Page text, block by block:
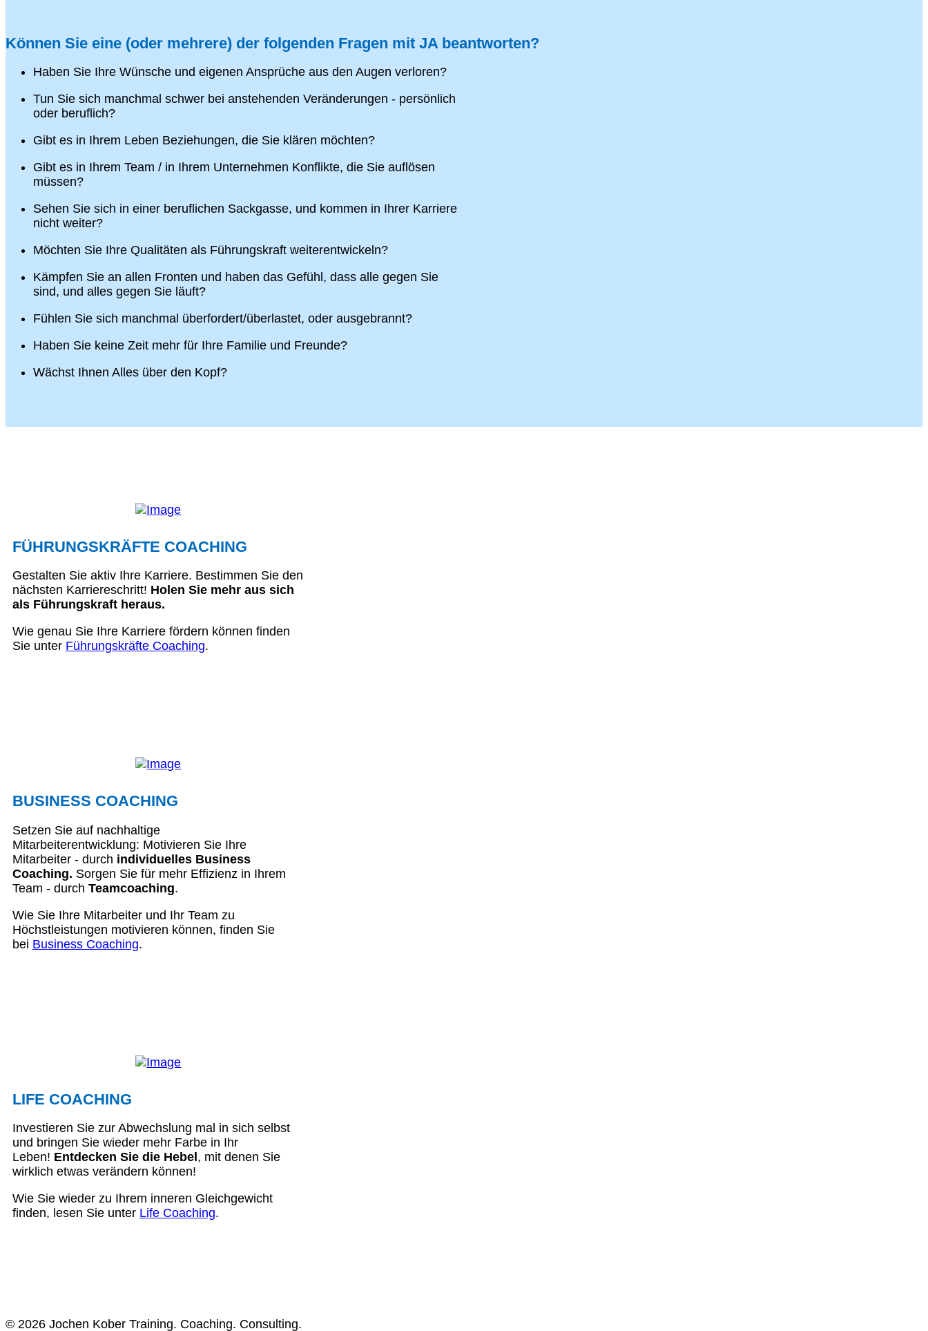
Können Sie eine (oder mehrere) der folgenden Fragen mit JA beantworten?
Haben Sie Ihre Wünsche und eigenen Ansprüche aus den Augen verloren?
Tun Sie sich manchmal schwer bei anstehenden Veränderungen - persönlich
oder beruflich?
Gibt es in Ihrem Leben Beziehungen, die Sie klären möchten?
Gibt es in Ihrem Team / in Ihrem Unternehmen Konflikte, die Sie auflösen
müssen?
Sehen Sie sich in einer beruflichen Sackgasse, und kommen in Ihrer Karriere
nicht weiter?
Möchten Sie Ihre Qualitäten als Führungskraft weiterentwickeln?
Kämpfen Sie an allen Fronten und haben das Gefühl, dass alle gegen Sie
sind, und alles gegen Sie läuft?
Fühlen Sie sich manchmal überfordert/überlastet, oder ausgebrannt?
Haben Sie keine Zeit mehr für Ihre Familie und Freunde?
Wächst Ihnen Alles über den Kopf?
FÜHRUNGSKRÄFTE COACHING
Gestalten Sie aktiv Ihre Karriere. Bestimmen Sie den
nächsten Karriereschritt! Holen Sie mehr aus sich
als Führungskraft heraus.
Wie genau Sie Ihre Karriere fördern können finden
Sie unter Führungskräfte Coaching.
BUSINESS COACHING
Setzen Sie auf nachhaltige
Mitarbeiterentwicklung: Motivieren Sie Ihre
Mitarbeiter - durch individuelles Business
Coaching. Sorgen Sie für mehr Effizienz in Ihrem
Team - durch Teamcoaching.
Wie Sie Ihre Mitarbeiter und Ihr Team zu
Höchstleistungen motivieren können, finden Sie
bei Business Coaching.
LIFE COACHING
Investieren Sie zur Abwechslung mal in sich selbst
und bringen Sie wieder mehr Farbe in Ihr
Leben! Entdecken Sie die Hebel, mit denen Sie
wirklich etwas verändern können!
Wie Sie wieder zu Ihrem inneren Gleichgewicht
finden, lesen Sie unter Life Coaching.
© 2026 Jochen Kober Training. Coaching. Consulting.